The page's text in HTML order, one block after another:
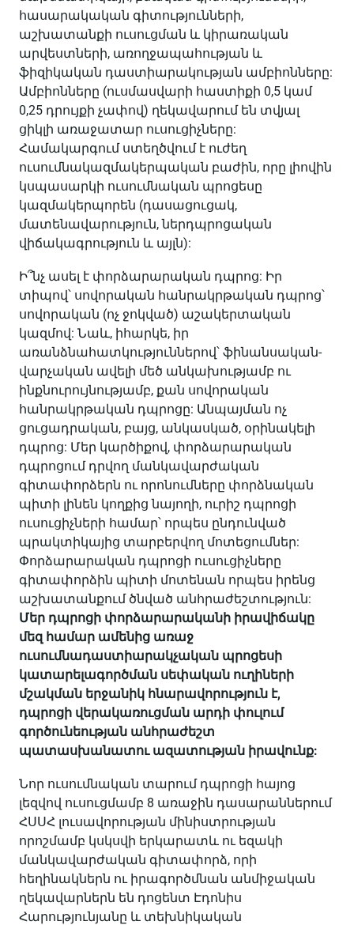
հասարակական գիտությունների,
աշխատանքի ուսուցման և կիրառական
արվեստների, առողջապահության և
ֆիզիկական դաստիարակության ամբիոնները:
Ամբիոնները (ուսմասվարի հաստիքի 0,5 կամ
0,25 դրույքի չափով) ղեկավարում են տվյալ
ցիկլի առաջատար ուսուցիչները:
Համակարգում ստեղծվում է ուժեղ
ուսումնակազմակերպական բաժին, որը լիովին
կսպասարկի ուսումնական պրոցեսը
կազմակերպորեն (դասացուցակ,
մատենավարություն, ներդպրոցական
վիճակագրություն և այլն):
Ի՞նչ ասել է փորձարարական դպրոց: Իր
տիպով՝ սովորական հանրակրթական դպրոց՝
սովորական (ոչ ջոկված) աշակերտական
կազմով: Նաև, իհարկե, իր
առանձնահատկություններով՝ ֆինանսական-
վարչական ավելի մեծ անկախությամբ ու
ինքնուրույնությամբ, քան սովորական
հանրակրթական դպրոցը: Անպայման ոչ
ցուցադրական, բայց, անկասկած, օրինակելի
դպրոց: Մեր կարծիքով, փորձարարական
դպրոցում դրվող մանկավարժական
գիտափորձերն ու որոնումները փորձնական
պիտի լինեն կողքից նայողի, ուրիշ դպրոցի
ուսուցիչների համար՝ որպես ընդունված
պրակտիկայից տարբերվող մոտեցումներ:
Փորձարարական դպրոցի ուսուցիչները
գիտափորձին պիտի մոտենան որպես իրենց
աշխատանքում ծնված անհրաժեշտություն:
Մեր դպրոցի փորձարարականի իրավիճակը
մեզ համար ամենից առաջ
ուսումնադաստիարակչական պրոցեսի
կատարելագործման սեփական ուղիների
մշակման երջանիկ հնարավորություն է,
դպրոցի վերակառուցման արդի փուլում
գործունեության անհրաժեշտ
պատասխանատու ազատության իրավունք:
Նոր ուսումնական տարում դպրոցի հայոց
լեզվով ուսուցմամբ 8 առաջին դասարաններում
ՀՍՍՀ լուսավորության մինիստրության
որոշմամբ կսկսվի երկարատև ու եզակի
մանկավարժական գիտափորձ, որի
հեղինակներն ու իրագործմնան անմիջական
ղեկավարներն են դոցենտ Էդոնիս
Հարությունյանը և տեխնիկական